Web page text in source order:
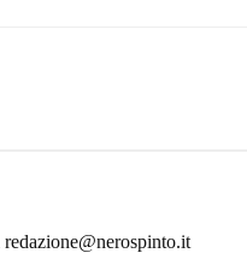
redazione@nerospinto.it